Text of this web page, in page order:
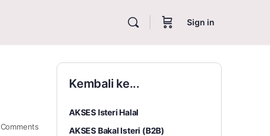
Sign in
Comments
Kembali ke...
AKSES Isteri Halal
AKSES Bakal Isteri (B2B)